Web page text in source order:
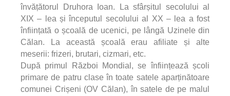
învățătorul Druhora Ioan. La sfârșitul secolului al
XIX – lea și începutul secolului al XX – lea a fost
înființată o școală de ucenici, pe lângă Uzinele din
Călan. La această școală erau afiliate și alte
meserii: frizeri, brutari, cizmari, etc.
După primul Război Mondial, se înființează școli
primare de patru clase în toate satele aparținătoare
comunei Crișeni (OV Călan), în satele de pe malul